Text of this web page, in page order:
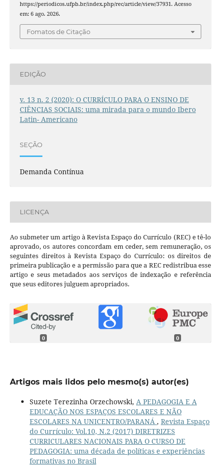
https://periodicos.ufpb.br/index.php/rec/article/view/37931. Acesso
em: 6 ago. 2026.
Fomatos de Citação
EDIÇÃO
v. 13 n. 2 (2020): O CURRÍCULO PARA O ENSINO DE
CIÊNCIAS SOCIAIS: uma mirada para o mundo Ibero
Latin- Americano
SEÇÃO
Demanda Contínua
LICENÇA
Ao submeter um artigo à Revista Espaço do Currículo (REC) e tê-lo
aprovado, os autores concordam em ceder, sem remuneração, os
seguintes direitos à Revista Espaço do Currículo: os direitos de
primeira publicação e a permissão para que a REC redistribua esse
artigo e seus metadados aos serviços de indexação e referência
que seus editores julguem apropriados.
0 0
Artigos mais lidos pelo mesmo(s) autor(es)
Suzete Terezinha Orzechowski, A PEDAGOGIA E A
EDUCAÇÃO NOS ESPAÇOS ESCOLARES E NÃO
ESCOLARES NA UNICENTRO/PARANÁ , Revista Espaço
do Currículo: Vol.10, N.2 (2017) DIRETRIZES
CURRICULARES NACIONAIS PARA O CURSO DE
PEDAGOGIA: uma década de políticas e experiências
formativas no Brasil